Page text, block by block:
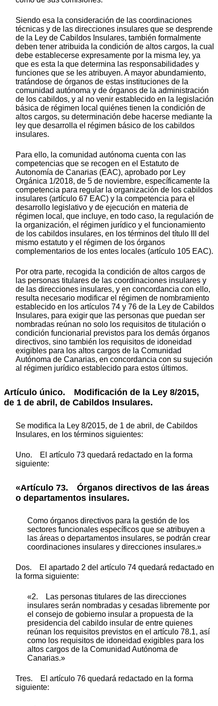
Siendo esa la consideración de las coordinaciones
técnicas y de las direcciones insulares que se desprende
de la Ley de Cabildos Insulares, también formalmente
deben tener atribuida la condición de altos cargos, la cual
debe establecerse expresamente por la misma ley, ya
que es esta la que determina las responsabilidades y
funciones que se les atribuyen. A mayor abundamiento,
tratándose de órganos de estas instituciones de la
comunidad autónoma y de órganos de la administración
de los cabildos, y al no venir establecido en la legislación
básica de régimen local quiénes tienen la condición de
altos cargos, su determinación debe hacerse mediante la
ley que desarrolla el régimen básico de los cabildos
insulares.
Para ello, la comunidad autónoma cuenta con las
competencias que se recogen en el Estatuto de
Autonomía de Canarias (EAC), aprobado por Ley
Orgánica 1/2018, de 5 de noviembre, específicamente la
competencia para regular la organización de los cabildos
insulares (artículo 67 EAC) y la competencia para el
desarrollo legislativo y de ejecución en materia de
régimen local, que incluye, en todo caso, la regulación de
la organización, el régimen jurídico y el funcionamiento
de los cabildos insulares, en los términos del título III del
mismo estatuto y el régimen de los órganos
complementarios de los entes locales (artículo 105 EAC).
Por otra parte, recogida la condición de altos cargos de
las personas titulares de las coordinaciones insulares y
de las direcciones insulares, y en concordancia con ello,
resulta necesario modificar el régimen de nombramiento
establecido en los artículos 74 y 76 de la Ley de Cabildos
Insulares, para exigir que las personas que puedan ser
nombradas reúnan no solo los requisitos de titulación o
condición funcionarial previstos para los demás órganos
directivos, sino también los requisitos de idoneidad
exigibles para los altos cargos de la Comunidad
Autónoma de Canarias, en concordancia con su sujeción
al régimen jurídico establecido para estos últimos.
Artículo único. Modificación de la Ley 8/2015,
de 1 de abril, de Cabildos Insulares.
Se modifica la Ley 8/2015, de 1 de abril, de Cabildos
Insulares, en los términos siguientes:
Uno. El artículo 73 quedará redactado en la forma
siguiente:
«Artículo 73. Órganos directivos de las áreas
o departamentos insulares.
Como órganos directivos para la gestión de los
sectores funcionales específicos que se atribuyen a
las áreas o departamentos insulares, se podrán crear
coordinaciones insulares y direcciones insulares.»
Dos. El apartado 2 del artículo 74 quedará redactado en
la forma siguiente:
«2. Las personas titulares de las direcciones
insulares serán nombradas y cesadas libremente por
el consejo de gobierno insular a propuesta de la
presidencia del cabildo insular de entre quienes
reúnan los requisitos previstos en el artículo 78.1, así
como los requisitos de idoneidad exigibles para los
altos cargos de la Comunidad Autónoma de
Canarias.»
Tres. El artículo 76 quedará redactado en la forma
siguiente: